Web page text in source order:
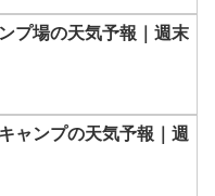
プ場の天気予報｜週末
ャンプの天気予報｜週